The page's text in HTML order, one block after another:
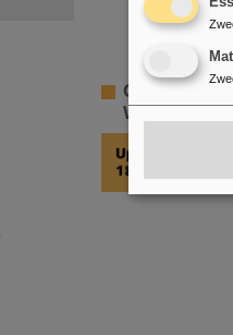
GSI-